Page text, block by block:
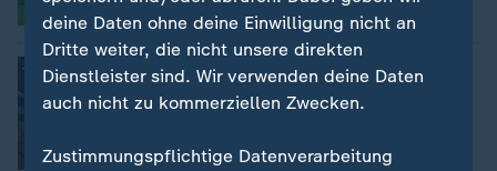
9:47
Sport | das aktuelle sportstudio
: "Zu Gott gebetet und ihn reingemacht"
Video19:13
deine Daten ohne deine Einwilligung nicht an
Dritte weiter, die nicht unsere direkten
Dienstleister sind. Wir verwenden deine Daten
auch nicht zu kommerziellen Zwecken.
Zustimmungspflichtige Datenverarbeitung